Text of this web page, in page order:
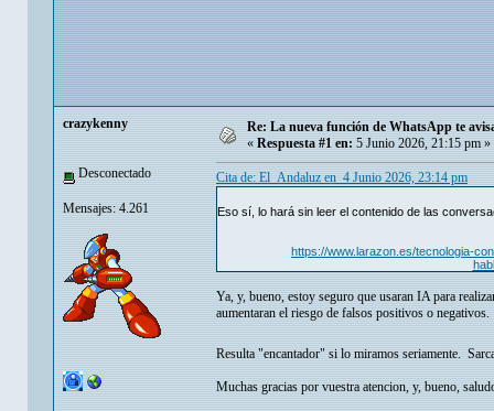
crazykenny
Desconectado
Mensajes: 4.261
Re: La nueva función de WhatsApp te
« Respuesta #1 en: 5 Junio 2026, 21:15 pm »
Cita de: El_Andaluz en 4 Junio 2026, 23:14 pm
Eso sí, lo hará sin leer el contenido de las
https://www.larazon.es/tecnologia-
Ya, y, bueno, estoy seguro que usaran IA para
aumentaran el riesgo de falsos positivos o negativos.
Resulta "encantador" si lo miramos seriamente.
Muchas gracias por vuestra atencion, y, bueno,